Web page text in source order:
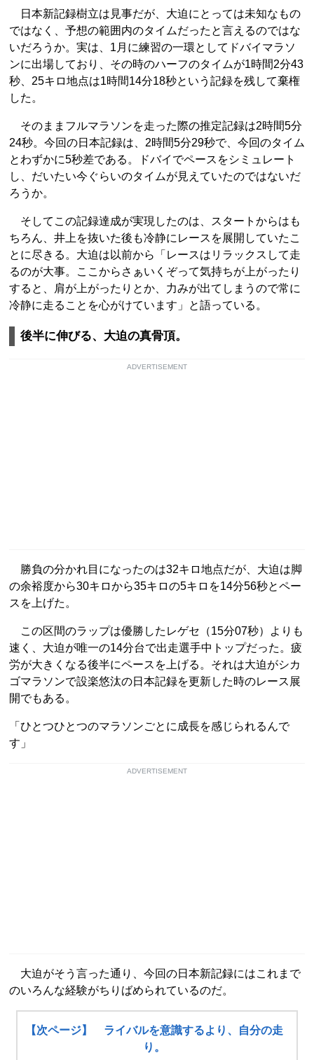
日本新記録樹立は見事だが、大迫にとっては未知なもの
ではなく、予想の範囲内のタイムだったと言えるのではな
いだろうか。実は、1月に練習の一環としてドバイマラソ
ンに出場しており、その時のハーフのタイムが1時間2分43
秒、25キロ地点は1時間14分18秒という記録を残して棄権
した。
そのままフルマラソンを走った際の推定記録は2時間5分
24秒。今回の日本記録は、2時間5分29秒で、今回のタイム
とわずかに5秒差である。ドバイでペースをシミュレート
し、だいたい今ぐらいのタイムが見えていたのではないだ
ろうか。
そしてこの記録達成が実現したのは、スタートからはも
ちろん、井上を抜いた後も冷静にレースを展開していたこ
とに尽きる。大迫は以前から「レースはリラックスして走
るのが大事。ここからさぁいくぞって気持ちが上がったり
すると、肩が上がったりとか、力みが出てしまうので常に
冷静に走ることを心がけています」と語っている。
後半に伸びる、大迫の真骨頂。
ADVERTISEMENT
勝負の分かれ目になったのは32キロ地点だが、大迫は脚
の余裕度から30キロから35キロの5キロを14分56秒とペー
スを上げた。
この区間のラップは優勝したレゲセ（15分07秒）よりも
速く、大迫が唯一の14分台で出走選手中トップだった。疲
労が大きくなる後半にペースを上げる。それは大迫がシカ
ゴマラソンで設楽悠汰の日本記録を更新した時のレース展
開でもある。
「ひとつひとつのマラソンごとに成長を感じられるんで
す」
ADVERTISEMENT
大迫がそう言った通り、今回の日本新記録にはこれまで
のいろんな経験がちりばめられているのだ。
【次ページ】 ライバルを意識するより、自分の走
り。